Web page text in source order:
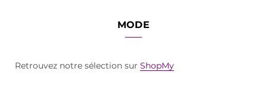
MODE
Retrouvez notre sélection sur ShopMy